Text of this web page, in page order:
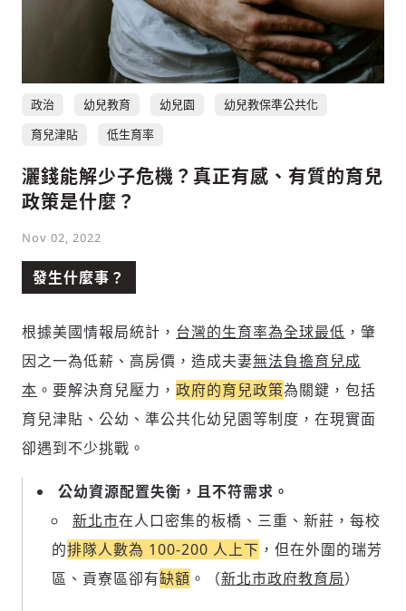
政治 幼兒教育 幼兒園
幼兒教保準公共化
育兒津貼
低生育率
灑錢能解少子危機？真正有感、有質的育兒
政策是什麼？
Nov 02, 2022
發生什麼事？
根據美國情報局統計， 台灣的生育率為全球最低 ，肇
因之一為低薪、高房價，造成夫妻無法負擔育兒成
本 。要解決育兒壓力， 政府的育兒政策為關鍵，包括
育兒津貼、公幼、準公共化幼兒園等制度，在現實面
卻遇到不少挑戰。
公幼資源配置失衡，且不符需求。
新北市在人口密集的板橋、三重、新莊，每校
的排隊人數為 100-200 人上下 ，但在外圍的瑞芳
區、貢寮區卻有缺額 。（新北市政府教育局）